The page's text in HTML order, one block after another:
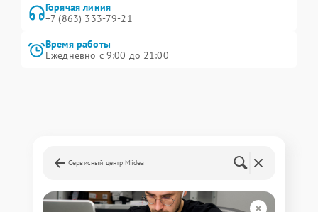
Горячая линия
+7 (863) 333-79-21
Время работы
Ежедневно с 9:00 до 21:00
Сервисный центр Midea